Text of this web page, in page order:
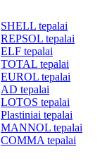
SHELL tepalai
REPSOL tepalai
ELF tepalai
TOTAL tepalai
EUROL tepalai
AD tepalai
LOTOS tepalai
Plastiniai tepalai
MANNOL tepalai
COMMA tepalai